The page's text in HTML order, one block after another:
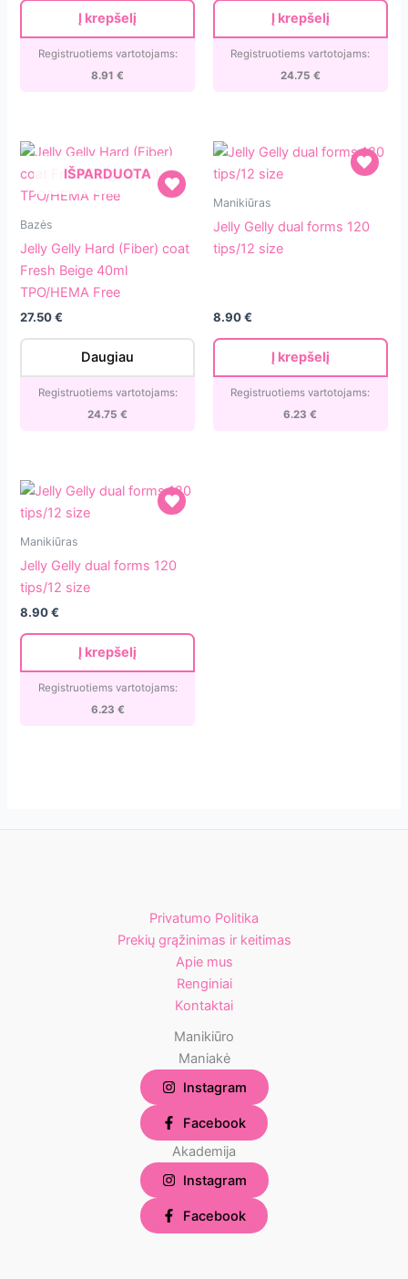
Į krepšelį
Registruotiems vartotojams:
8.91€
Pink
Vitamins
Į krepšelį
Registruotiems vartotojams:
24.75 €
Jelly
Hard
coat
Fresh
TPO/HEMA
IŠPARDUOTA
Bazės
Jelly Gelly Hard (Fiber) coat
Fresh Beige 40ml
TPO/HEMA Free
27.50€
Daugiau
Registruotiems vartotojams:
24.75€
Jelly
dual
forms
size
Manikiūras
Jelly Gelly dual forms 120
tips/12 size
8.90€
Į krepšelį
Registruotiems vartotojams:
6.23€
Jelly
dual
forms
120
tips/12
Manikiūras
Jelly Gelly dual forms 120
tips/12 size
8.90€
Į krepšelį
Registruotiems vartotojams:
6.23 €
Privatumo Politika
Prekių grąžinimas ir keitimas
Apie mus
Renginiai
Kontaktai
Manikiūro
Maniakė
Instagram
Facebook
Akademija
Instagram
Facebook